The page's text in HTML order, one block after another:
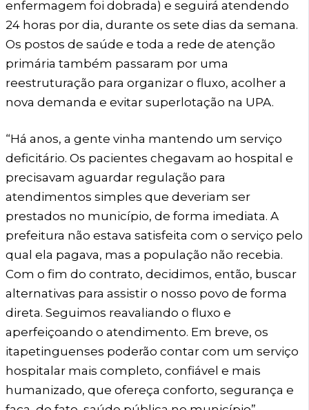
enfermagem foi dobrada) e seguirá atendendo
24 horas por dia, durante os sete dias da semana.
Os postos de saúde e toda a rede de atenção
primária também passaram por uma
reestruturação para organizar o fluxo, acolher a
nova demanda e evitar superlotação na UPA.
“Há anos, a gente vinha mantendo um serviço
deficitário. Os pacientes chegavam ao hospital e
precisavam aguardar regulação para
atendimentos simples que deveriam ser
prestados no município, de forma imediata. A
prefeitura não estava satisfeita com o serviço pelo
qual ela pagava, mas a população não recebia.
Com o fim do contrato, decidimos, então, buscar
alternativas para assistir o nosso povo de forma
direta. Seguimos reavaliando o fluxo e
aperfeiçoando o atendimento. Em breve, os
itapetinguenses poderão contar com um serviço
hospitalar mais completo, confiável e mais
humanizado, que ofereça conforto, segurança e